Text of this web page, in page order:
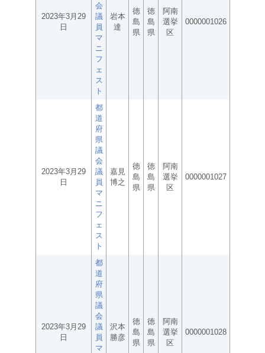
2023年3月29
日
会
議
員
マ
ニ
フ
ェ
ス
ト
岩本
達
徳
島
県
徳
島
県
阿南
選挙
区
0000001026
2023年3月29
日
都
道
府
県
議
会
議
員
マ
ニ
フ
ェ
ス
ト
嘉見
博之
徳
島
県
徳
島
県
阿南
選挙
区
0000001027
2023年3月29
日
都
道
府
県
議
会
議
員
マ
沢本
勝彦
徳
島
県
徳
島
県
阿南
選挙
区
0000001028